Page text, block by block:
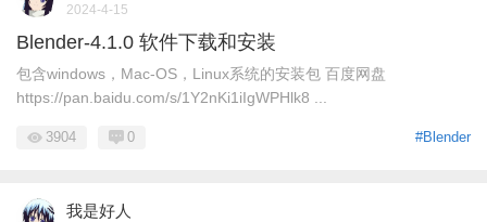
2024-4-15
Blender-4.1.0 软件下载和安装
包含windows，Mac-OS，Linux系统的安装包 百度网盘
https://pan.baidu.com/s/1Y2nKi1iIgWPHlk8 ...
#Blender
3904 0
我是好人